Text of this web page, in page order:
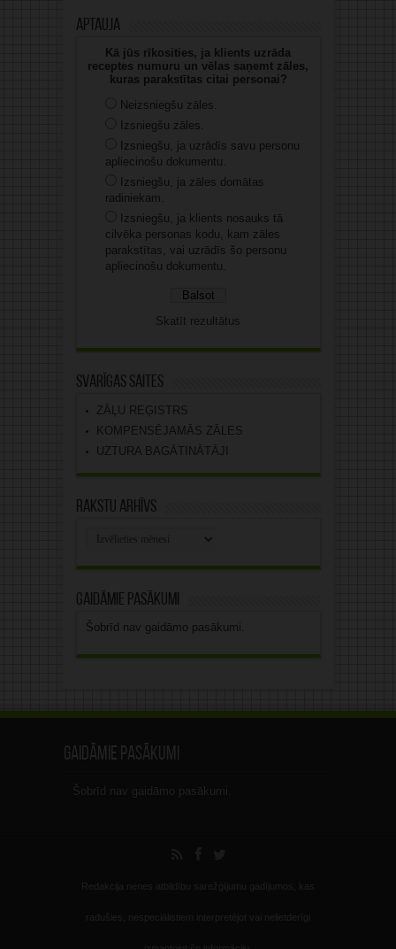
Aptauja
Kā jūs rīkosities, ja klients uzrāda
receptes numuru un vēlas saņemt zāles,
kuras parakstītas citai personai?
Neizsniegšu zāles.
Izsniegšu zāles.
Izsniegšu, ja uzrādīs savu personu
apliecinošu dokumentu.
Izsniegšu, ja zāles domātas
radiniekam.
Izsniegšu, ja klients nosauks tā
cilvēka personas kodu, kam zāles
parakstītas, vai uzrādīs šo personu
apliecinošu dokumentu.
Skatīt rezultātus
Svarīgas saites
ZĀĻU REĢISTRS
KOMPENSĒJAMĀS ZĀLES
UZTURA BAGĀTINĀTĀJI
Rakstu arhīvs
Gaidāmie pasākumi
Šobrīd nav gaidāmo pasākumi.
Gaidāmie pasākumi
Šobrīd nav gaidāmo pasākumi.
Redakcija nenes atbildību sarežģījumu gadījumos, kas